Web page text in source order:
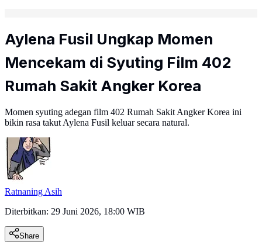
Aylena Fusil Ungkap Momen
Mencekam di Syuting Film 402
Rumah Sakit Angker Korea
Momen syuting adegan film 402 Rumah Sakit Angker Korea ini
bikin rasa takut Aylena Fusil keluar secara natural.
Ratnaning Asih
Diterbitkan: 29 Juni 2026, 18:00 WIB
Share